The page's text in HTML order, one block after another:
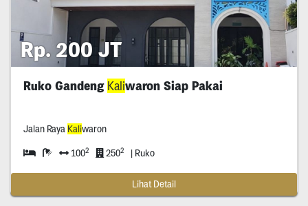
Rp. 200 JT
Ruko Gandeng Kaliwaron Siap Pakai
Jalan Raya Kaliwaron
1002 2502 | Ruko
Lihat Detail